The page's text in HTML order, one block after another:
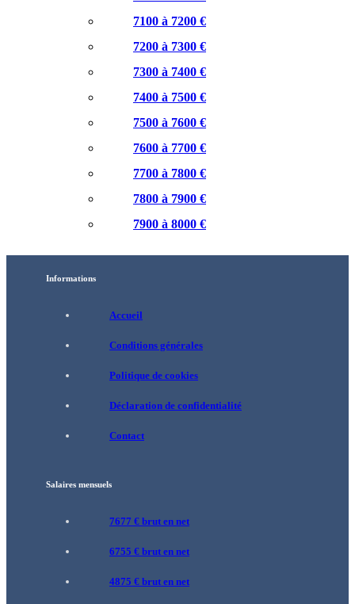
7100 à 7200 €
7200 à 7300 €
7300 à 7400 €
7400 à 7500 €
7500 à 7600 €
7600 à 7700 €
7700 à 7800 €
7800 à 7900 €
7900 à 8000 €
Informations
Accueil
Conditions générales
Politique de cookies
Déclaration de confidentialité
Contact
Salaires mensuels
7677 € brut en net
6755 € brut en net
4875 € brut en net